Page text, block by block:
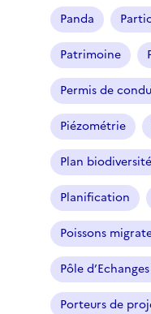
Panda
Patrimoine
Permis de
Piézométrie
Plan biodiversité
Planification
Poissons
Pôle
Porteurs de